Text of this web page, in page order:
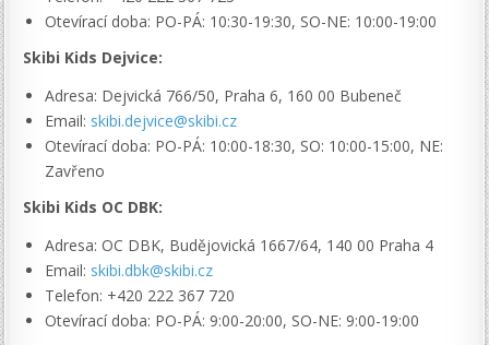
Otevírací doba: PO-PÁ: 10:30-19:30, SO-NE: 10:00-19:00
Skibi Kids Dejvice:
Adresa: Dejvická 766/50, Praha 6, 160 00 Bubeneč
Email: skibi.dejvice@skibi.cz
Otevírací doba: PO-PÁ: 10:00-18:30, SO: 10:00-15:00, NE:
Zavřeno
Skibi Kids OC DBK:
Adresa: OC DBK, Budějovická 1667/64, 140 00 Praha 4
Email: skibi.dbk@skibi.cz
Telefon: +420 222 367 720
Otevírací doba: PO-PÁ: 9:00-20:00, SO-NE: 9:00-19:00